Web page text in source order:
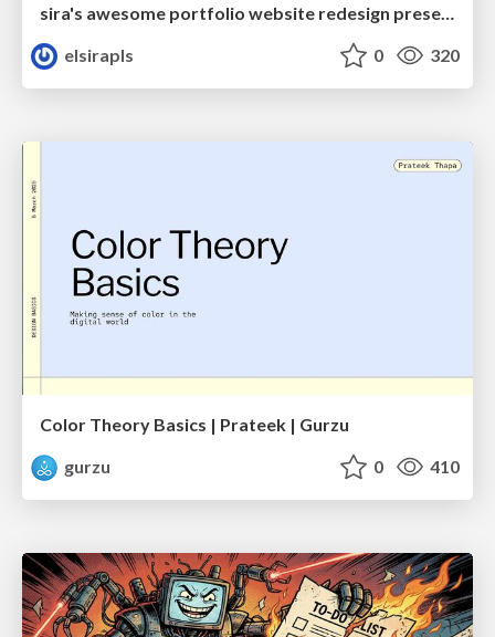
sira's awesome portfolio website redesign presentation
elsirapls
0 320
Color Theory Basics | Prateek | Gurzu
gurzu
0 410